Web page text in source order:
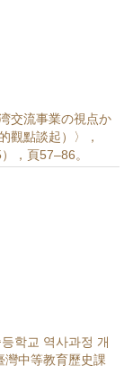
交流事業の視点か
觀點談起）〉，
，頁57–86。
학교 역사과정 개
灣中等教育歷史課